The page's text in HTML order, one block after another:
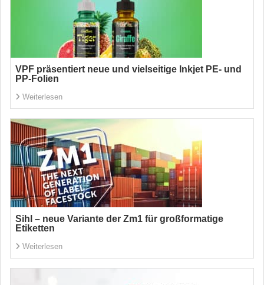
VPF präsentiert neue und vielseitige Inkjet PE- und
PP-Folien
Weiterlesen
Sihl – neue Variante der Zm1 für großformatige
Etiketten
Weiterlesen